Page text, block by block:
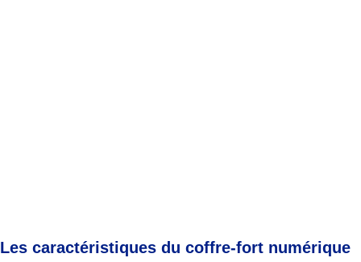
Les caractéristiques du coffre-fort numérique